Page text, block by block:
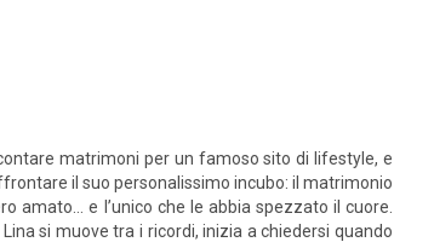
matrimoni per un famoso sito di lifestyle, e
il suo personalissimo incubo: il matrimonio
amato… e l’unico che le abbia spezzato il cuore.
si muove tra i ricordi, inizia a chiedersi quando